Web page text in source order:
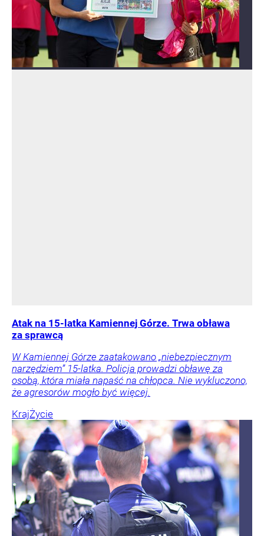
Atak na 15-latka Kamiennej Górze. Trwa obława
za sprawcą
W Kamiennej Górze zaatakowano „niebezpiecznym
narzędziem” 15-latka. Policja prowadzi obławę za
osobą, która miała napaść na chłopca. Nie wykluczono,
że agresorów mogło być więcej.
KrajŻycie